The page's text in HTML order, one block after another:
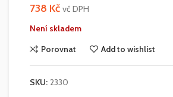
738 Kč vč DPH
Není skladem
Porovnat
Add to wishlist
SKU: 2330